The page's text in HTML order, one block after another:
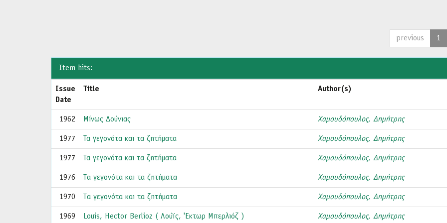
previous 1
Item hits:
Issue
Date
Title Author(s)
1962 Μίνως Δούνιας Χαμουδόπουλος, Δημήτρης
1977 Τα γεγονότα και τα ζητήματα Χαμουδόπουλος, Δημήτρης
1977 Τα γεγονότα και τα ζητήματα Χαμουδόπουλος, Δημήτρης
1976 Tα γεγονότα και τα ζητήματα Χαμουδόπουλος, Δημήτρης
1970 Tα γεγονότα και τα ζητήματα Χαμουδόπουλος, Δημήτρης
1969 Louis, Hector Berlioz ( Λούϊς, 'Εκτωρ Μπερλιόζ ) Χαμουδόπουλος, Δημήτρης